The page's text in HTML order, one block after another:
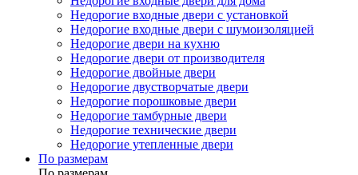
Недорогие входные двери с установкой
Недорогие входные двери с шумоизоляцией
Недорогие двери на кухню
Недорогие двери от производителя
Недорогие двойные двери
Недорогие двустворчатые двери
Недорогие порошковые двери
Недорогие тамбурные двери
Недорогие технические двери
Недорогие утепленные двери
По размерам